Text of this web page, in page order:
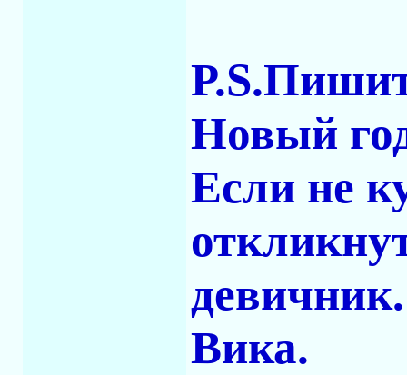
Новый
Если не
девичник.
Вика.